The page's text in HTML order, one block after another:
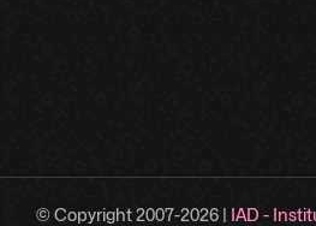
© Copyright 2007-2026 | IAD -